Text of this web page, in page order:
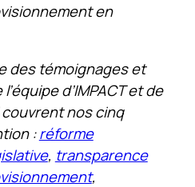
en
des témoignages et
d’IMPACT et de
nos cinq
:réforme
, transparence
,